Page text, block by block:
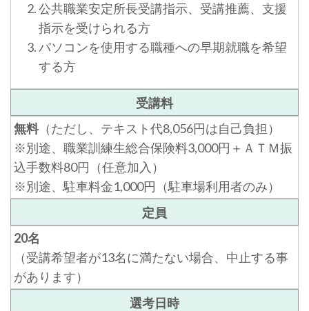
公共職業安定所長受講指示、受講推薦、支援
指示を受けられる方
パソコンを使用する職種への早期就職を希望
する方
受講料
無料（ただし、テキスト代8,056円は自己負担）
※別途、職業訓練生総合保険料3,000円＋ＡＴＭ振
込手数料80円（任意加入）
※別途、駐車料金1,000円（駐車場利用者のみ）
定員
20名
（受講希望者が13名に満たない場合、中止する事
があります）
選考日時